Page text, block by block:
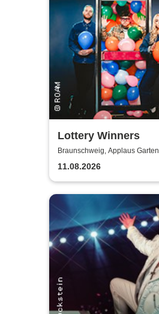
Lottery Winners
Braunschweig, Applaus Garten
11.08.2026